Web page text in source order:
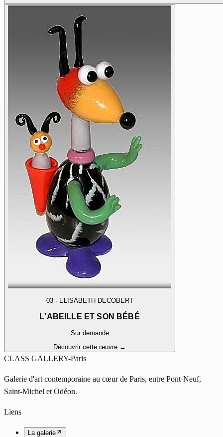
03· ELISABETH DECOBERT
L'ABEILLE ET SON BÉBÉ
Sur demande
Découvrir cette œuvre →
CLASS GALLERY-Paris
Galerie d'art contemporaine au cœur de Paris, entre Pont-Neuf,
Saint-Michel et Odéon.
Liens
La galerie